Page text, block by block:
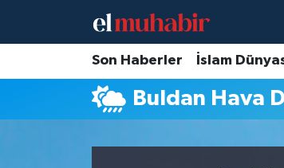
Son Haberler İslam
Buldan Hava
Hava Durumu
Trafik Durumu